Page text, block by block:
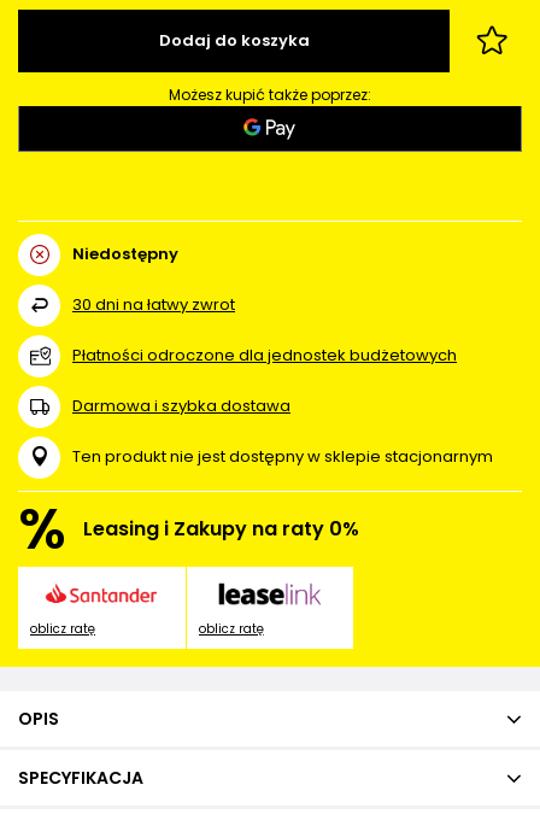
Dodaj do koszyka
Możesz kupić także poprzez:
Niedostępny
30 dni na łatwy zwrot
Płatności odroczone dla jednostek budżetowych
Darmowa i szybka dostawa
Ten produkt nie jest dostępny w sklepie stacjonarnym
% Leasing i Zakupy na raty 0%
oblicz ratę oblicz ratę
OPIS
SPECYFIKACJA